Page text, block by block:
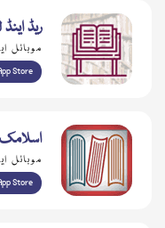
ریڈ
موبائل
Store
موبائل
Store